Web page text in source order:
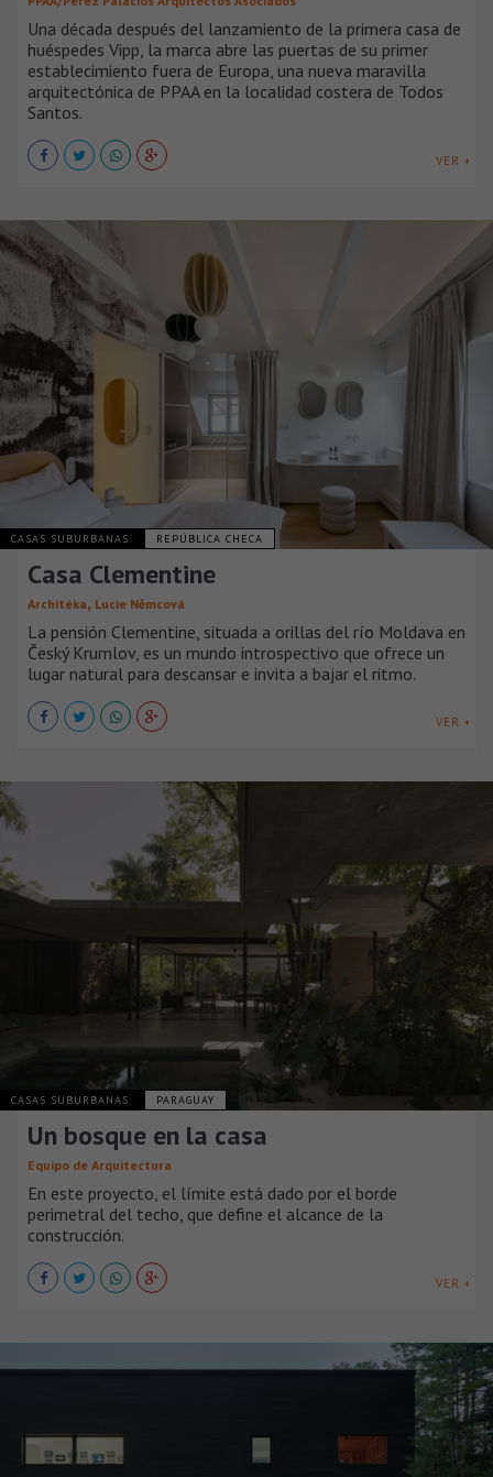
Una década después del lanzamiento de la primera casa de
huéspedes Vipp, la marca abre las puertas de su primer
establecimiento fuera de Europa, una nueva maravilla
arquitectónica de PPAA en la localidad costera de Todos
Santos.
VER +
CASAS SUBURBANAS REPÚBLICA CHECA
Casa Clementine
Architéka, Lucie Němcová
La pensión Clementine, situada a orillas del río Moldava en
Český Krumlov, es un mundo introspectivo que ofrece un
lugar natural para descansar e invita a bajar el ritmo.
VER +
CASAS SUBURBANAS PARAGUAY
Un bosque en la casa
Equipo de Arquitectura
En este proyecto, el límite está dado por el borde
perimetral del techo, que define el alcance de la
construcción.
VER +